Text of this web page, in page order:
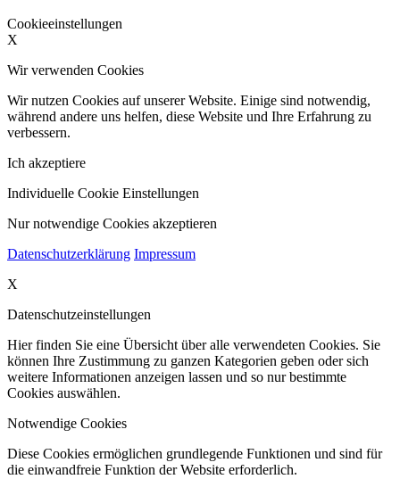
Cookieeinstellungen
X
Wir verwenden Cookies
Wir nutzen Cookies auf unserer Website. Einige sind notwendig,
während andere uns helfen, diese Website und Ihre Erfahrung zu
verbessern.
Ich akzeptiere
Individuelle Cookie Einstellungen
Nur notwendige Cookies akzeptieren
Datenschutzerklärung Impressum
X
Datenschutzeinstellungen
Hier finden Sie eine Übersicht über alle verwendeten Cookies. Sie
können Ihre Zustimmung zu ganzen Kategorien geben oder sich
weitere Informationen anzeigen lassen und so nur bestimmte
Cookies auswählen.
Notwendige Cookies
Diese Cookies ermöglichen grundlegende Funktionen und sind für
die einwandfreie Funktion der Website erforderlich.